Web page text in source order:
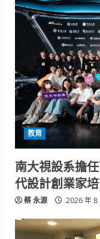
教育
南大視設系擔
代設計創業家
蔡 永源 2026 年 8